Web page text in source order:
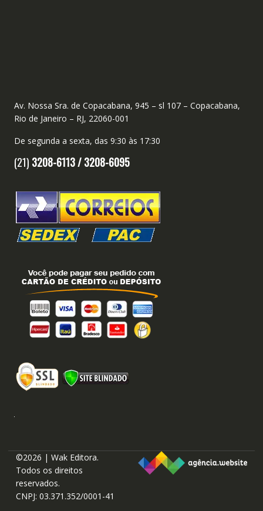
Av. Nossa Sra. de Copacabana, 945 – sl 107 – Copacabana,
Rio de Janeiro – RJ, 22060-001
De segunda a sexta, das 9:30 às 17:30
(21) 3208-6113 /3208-6095
©2026 | Wak Editora.
Todos os direitos
reservados.
CNPJ: 03.371.352/0001-41